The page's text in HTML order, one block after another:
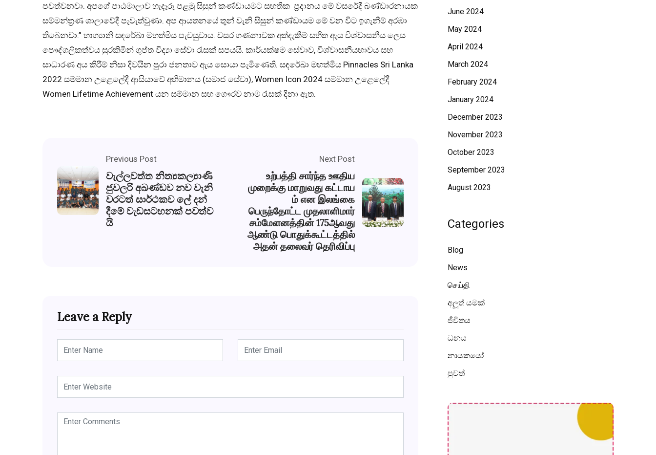
පවත්වනවා. අපගේ පාඨමාලාව හැදෑරූ පළමු සිසුන් කණ්ඩායමට සහතික ප්‍රදානය මේ වසරේදී බණ්ඩාරනායක
සම්මන්ත්‍රණ ශාලාවේදී පැවැත්වුණා. අප ආයතනයේ තුන් වැනි සිසුන් කණ්ඩායම මේ වන විට ඉගැනීම් අරඹා
තිබෙනවා.” භාග්‍යානි සඳරේඛා මහත්මිය පැවසුවාය. වසර ගණනාවක අත්දැකීම් සහිත ඇය විශ්වාසනීය ලෙස
පෞද්ගලිකත්වය සුරකිමින් ගුප්ත විද්‍යා සේවා රැසක් සපයයි. කාර්යක්ෂම සේවාව, විශ්වාසනීයභාවය සහ
සාධාරණ අය කිරීම් නිසා දිවයින පුරා ජනතාව ඇය සොයා පැමිණෙති. සඳරේඛා මහත්මිය Pinnacles Sri Lanka
2022 සම්මාන උළෙලේදී ආසියාවේ අභිමානය (සමාජ සේවා), Women Icon 2024 සම්මාන උළෙලේදී
Women Lifetime Achievement යන සම්මාන සහ ගෞරව නාම රැසක් දිනා ඇත.
Previous Post
වැල්ලවත්ත නිත්‍යකල්‍යාණි
ජුවලරි අඛණ්ඩව නව වැනි
වරටත් සාර්ථකව ලේ දන්
දීමේ වැඩසටහනක් පවත්ව
යි
Next Post
உற்பத்தி சார்ந்த ஊதிய
முறைக்கு மாறுவது கட்டாய
ம் என இலங்கை
பெருந்தோட்ட முதலாளிமார்
சம்மேளனத்தின் 175ஆவது
ஆண்டு பொதுக்கூட்டத்தில்
அதன் தலைவர் தெரிவிப்பு
Leave a Reply
June 2024
May 2024
April 2024
March 2024
February 2024
January 2024
December 2023
November 2023
October 2023
September 2023
August 2023
Categories
Blog
News
செய்தி
අලූත් යමක්
ජීවිතය
ධනය
නායකයෝ
පුවත්